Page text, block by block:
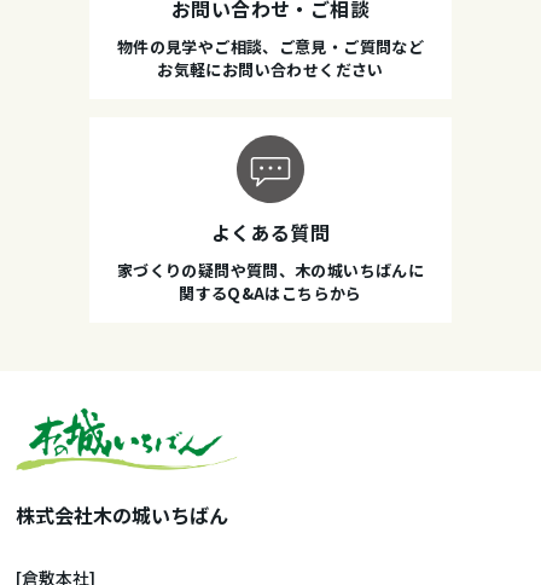
お問い合わせ・ご相談
物件の見学やご相談、ご意見・ご質問など
お気軽にお問い合わせください
よくある質問
家づくりの疑問や質問、木の城いちばんに
関するQ&Aはこちらから
株式会社木の城いちばん
[倉敷本社]